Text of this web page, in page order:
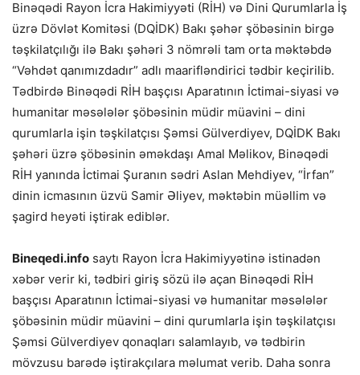
Binəqədi Rayon İcra Hakimiyyəti (RİH) və Dini Qurumlarla İş
üzrə Dövlət Komitəsi (DQİDK) Bakı şəhər şöbəsinin birgə
təşkilatçılığı ilə Bakı şəhəri 3 nömrəli tam orta məktəbdə
“Vəhdət qanımızdadır” adlı maarifləndirici tədbir keçirilib.
Tədbirdə Binəqədi RİH başçısı Aparatının İctimai-siyasi və
humanitar məsələlər şöbəsinin müdir müavini – dini
qurumlarla işin təşkilatçısı Şəmsi Gülverdiyev, DQİDK Bakı
şəhəri üzrə şöbəsinin əməkdaşı Amal Məlikov, Binəqədi
RİH yanında İctimai Şuranın sədri Aslan Mehdiyev, “İrfan”
dinin icmasının üzvü Samir Əliyev, məktəbin müəllim və
şagird heyəti iştirak ediblər.
Bineqedi.info saytı Rayon İcra Hakimiyyətinə istinadən
xəbər verir ki, tədbiri giriş sözü ilə açan Binəqədi RİH
başçısı Aparatının İctimai-siyasi və humanitar məsələlər
şöbəsinin müdir müavini – dini qurumlarla işin təşkilatçısı
Şəmsi Gülverdiyev qonaqları salamlayıb, və tədbirin
mövzusu barədə iştirakçılara məlumat verib. Daha sonra